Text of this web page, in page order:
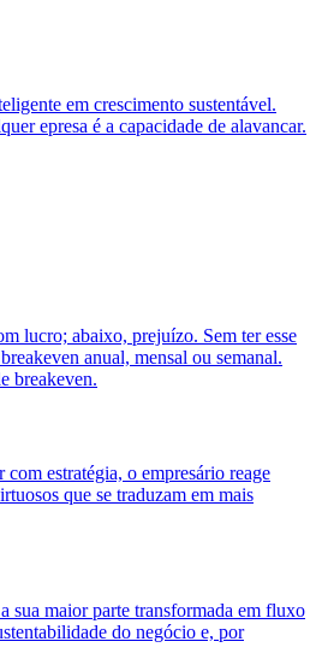
em crescimento sustentável.
epresa é a capacidade de alavancar.
lucro; abaixo, prejuízo. Sem ter esse
anual, mensal ou semanal.
breakeven.
estratégia, o empresário reage
que se traduzam em mais
sua maior parte transformada em fluxo
do negócio e, por